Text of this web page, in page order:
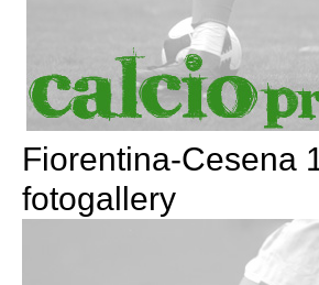
Fiorentina-Cesena
fotogallery